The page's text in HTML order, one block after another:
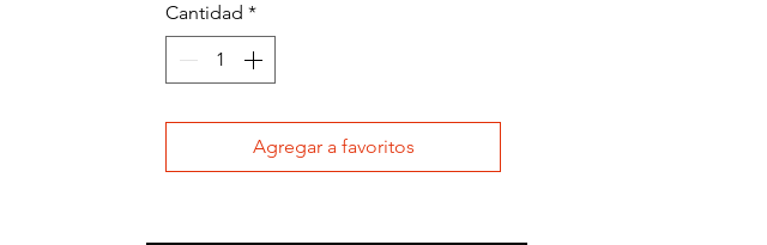
Cantidad *
Agregar a favoritos